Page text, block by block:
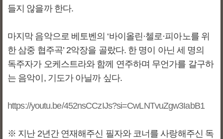
들지 않을까 한다.
마지막 음악으로 베토벤의 ‘바이올린·첼로·피아노를 위
한 삼중 협주곡’ 2악장을 골랐다. 한 명이 아닌 세 명의
독주자가 오케스트라와 함께 연주하며 무언가를 갈구하
는 음악이, 기도가 아닐까 싶다.
https://youtu.be/452nsCCzIJs?si=CwLNTvuZgw3IabB1
※ 지난 2년간 연재해주신 필자와 코너를 사랑해주신 독